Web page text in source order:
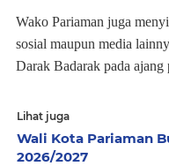
Wako Pariaman juga
sosial maupun media
Darak Badarak pada ajang
Lihat juga
Wali Kota Pariaman
2026/2027